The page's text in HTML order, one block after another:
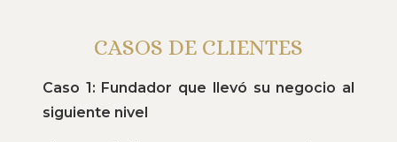
CASOS DE CLIENTES
Caso 1: Fundador que llevó su negocio al
siguiente nivel